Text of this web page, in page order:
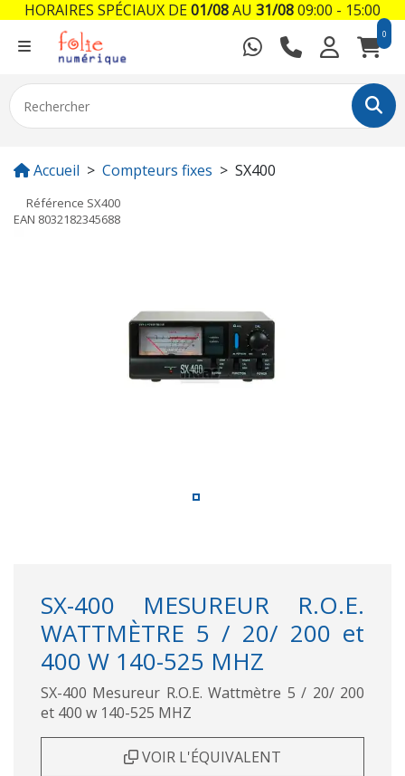
0
Accueil Compteurs fixes SX400
Référence SX400
EAN 8032182345688
SX-400 MESUREUR R.O.E.
WATTMÈTRE 5 / 20/ 200 et
400 W 140-525 MHZ
SX-400 Mesureur R.O.E. Wattmètre 5 / 20/ 200
et 400 w 140-525 MHZ
VOIR L'ÉQUIVALENT
HORAIRES SPÉCIAUX DE01/08AU 31/0809:00 - 15:00